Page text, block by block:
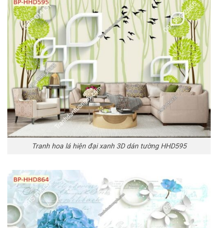
Tranh hoa lá hiện đại xanh 3D dán tường HHD595